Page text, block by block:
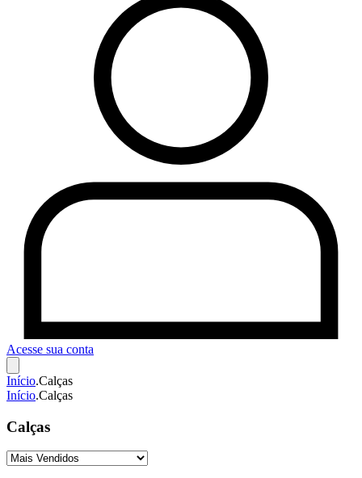
Acesse sua conta
Início.Calças
Início.Calças
Calças